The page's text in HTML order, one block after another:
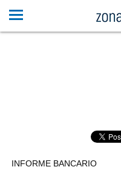
INFORME BANCARIO